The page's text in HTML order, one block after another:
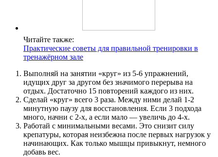
Читайте также:
Практические советы для правильной тренировки в
тренажёрном зале
Выполняй на занятии «круг» из 5-6 упражнений,
идущих друг за другом без значимого перерыва на
отдых. Достаточно 15 повторений каждого из них.
Сделай «круг» всего 3 раза. Между ними делай 1-2
минутную паузу для восстановления. Если 3 подхода
много, начни с 2-х, а если мало — увеличь до 4-х.
Работай с минимальными весами. Это снизит силу
крепатуры, которая неизбежна после первых нагрузок у
начинающих. Как только мышцы привыкнут, немного
добавь вес.